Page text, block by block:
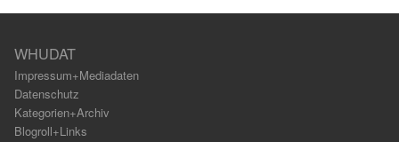
WHUDAT
Impressum+Mediadaten
Datenschutz
Kategorien+Archiv
Blogroll+Links